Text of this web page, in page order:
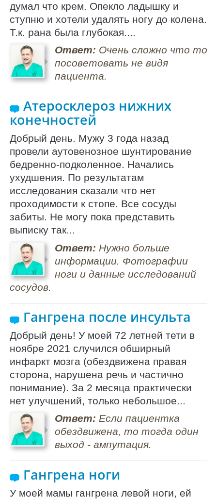
думал что крем. Опекло ладышку и
ступню и хотели удалять ногу до колена.
Т.к. рана была глубокая....
Ответ: Очень сложно что то
посоветовать не видя
пациента.
Атеросклероз нижних
конечностей
Добрый день. Мужу 3 года назад
провели аутовенозное шунтирование
бедренно-подколенное. Начались
ухудшения. По результатам
исследования сказали что нет
проходимости к стопе. Все сосуды
забиты. Не могу пока представить
выписку так...
Ответ: Нужно больше
информации. Фотографии
ноги и данные исследований
сосудов.
Гангрена после инсульта
Добрый день! У моей 72 летней тети в
ноябре 2021 случился обширный
инфаркт мозга (обездвижена правая
сторона, нарушена речь и частично
понимание). За 2 месяца практически
нет улучшений, только небольшое...
Ответ: Если пациентка
обездвижена, то тогда один
выход - ампутация.
Гангрена ноги
У моей мамы гангрена левой ноги, ей